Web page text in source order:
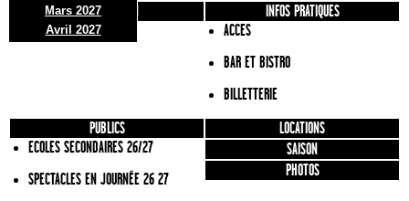
Mars 2027
Avril 2027
PRÉSENTATION
INFOS PRATIQUES
ACCES
BAR ET BISTRO
BILLETTERIE
PUBLICS
ECOLES SECONDAIRES 26/27
SPECTACLES EN JOURNÉE 26 27
LOCATIONS
SAISON
PHOTOS